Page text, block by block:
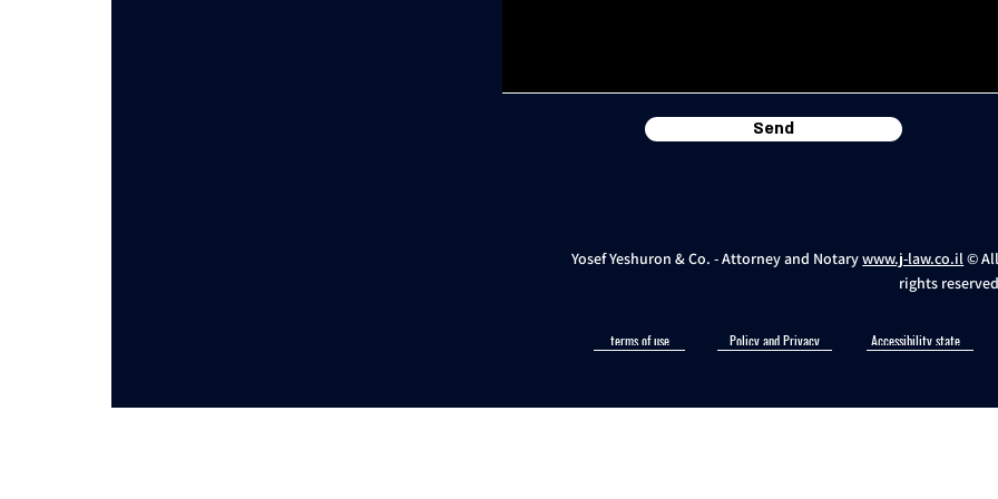
Send
Yosef Yeshuron & Co. - Attorney and Notarywww.j-law.co.il©
rights
terms of use Policy and Privacy